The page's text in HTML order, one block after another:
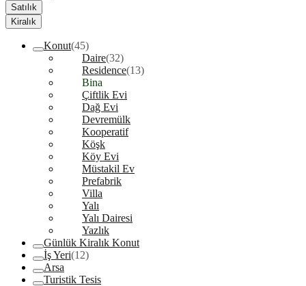
Satılık
Kiralık
Konut(45)
Daire(32)
Residence(13)
Bina
Çiftlik Evi
Dağ Evi
Devremülk
Kooperatif
Köşk
Köy Evi
Müstakil Ev
Prefabrik
Villa
Yalı
Yalı Dairesi
Yazlık
Günlük Kiralık Konut
İş Yeri(12)
Arsa
Turistik Tesis